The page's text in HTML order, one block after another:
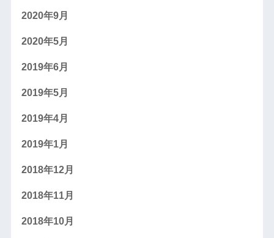
2020年9月
2020年5月
2019年6月
2019年5月
2019年4月
2019年1月
2018年12月
2018年11月
2018年10月